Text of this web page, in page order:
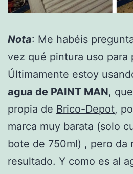
Nota: Me habéis
vez qué pintura uso para
Últimamente estoy
agua de PAINT MAN,
propia de Brico-Depot,
marca muy barata (solo
bote de 750ml) , pero da
resultado. Y como es al